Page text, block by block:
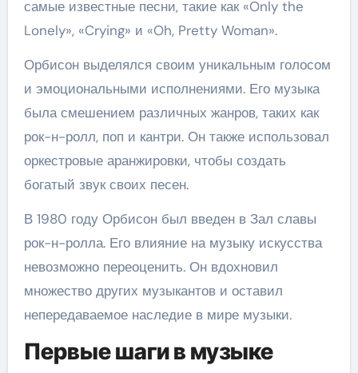
самые известные песни, такие как «Only the
Lonely», «Crying» и «Oh, Pretty Woman».
Орбисон выделялся своим уникальным голосом
и эмоциональными исполнениями. Его музыка
была смешением различных жанров, таких как
рок-н-ролл, поп и кантри. Он также использовал
оркестровые аранжировки, чтобы создать
богатый звук своих песен.
В 1980 году Орбисон был введен в Зал славы
рок-н-ролла. Его влияние на музыку искусства
невозможно переоценить. Он вдохновил
множество других музыкантов и оставил
непередаваемое наследие в мире музыки.
Первые шаги в музыке